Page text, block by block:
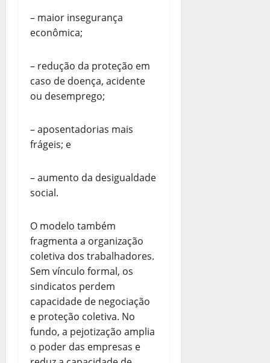
– maior insegurança
econômica;
– redução da proteção em
caso de doença, acidente
ou desemprego;
– aposentadorias mais
frágeis; e
– aumento da desigualdade
social.
O modelo também
fragmenta a organização
coletiva dos trabalhadores.
Sem vínculo formal, os
sindicatos perdem
capacidade de negociação
e proteção coletiva. No
fundo, a pejotização amplia
o poder das empresas e